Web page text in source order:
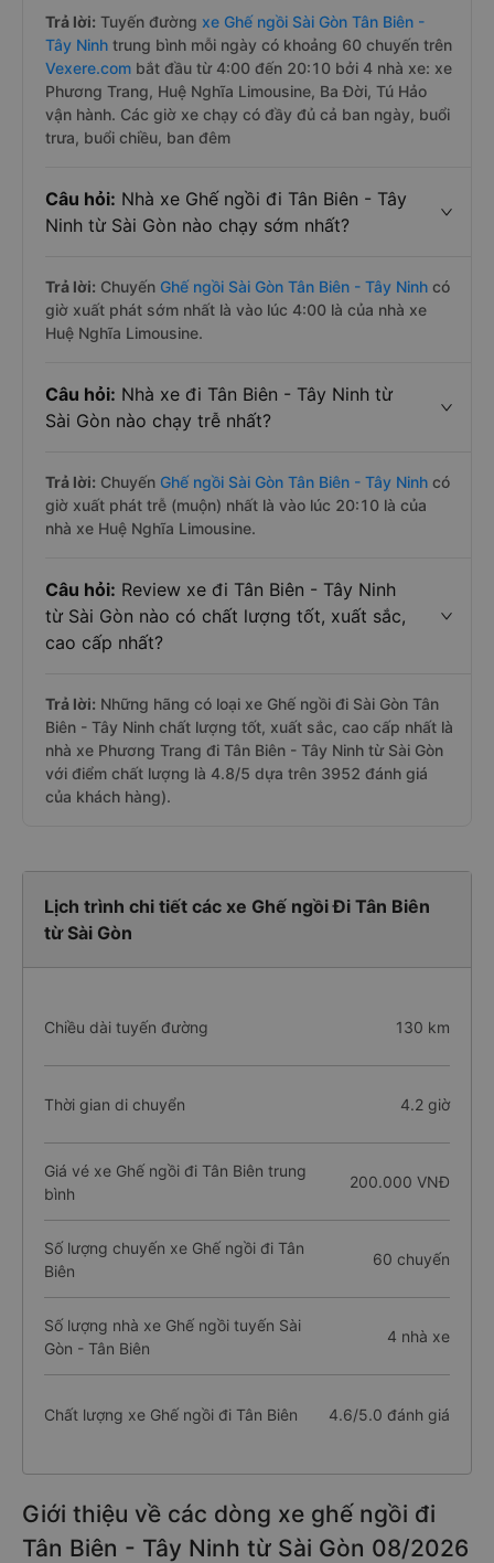
Trả lời: Tuyến đường xe Ghế ngồi Sài Gòn Tân Biên -
Tây Ninh trung bình mỗi ngày có khoảng 60 chuyến trên
Vexere.com bắt đầu từ 4:00 đến 20:10 bởi 4 nhà xe: xe
Phương Trang, Huệ Nghĩa Limousine, Ba Đời, Tú Hảo
vận hành. Các giờ xe chạy có đầy đủ cả ban ngày, buổi
trưa, buổi chiều, ban đêm
Câu hỏi: Nhà xe Ghế ngồi đi Tân Biên - Tây
Ninh từ Sài Gòn nào chạy sớm nhất?
Trả lời: Chuyến Ghế ngồi Sài Gòn Tân Biên - Tây Ninh có
giờ xuất phát sớm nhất là vào lúc 4:00 là của nhà xe
Huệ Nghĩa Limousine.
Câu hỏi: Nhà xe đi Tân Biên - Tây Ninh từ
Sài Gòn nào chạy trễ nhất?
Trả lời: Chuyến Ghế ngồi Sài Gòn Tân Biên - Tây Ninh có
giờ xuất phát trễ (muộn) nhất là vào lúc 20:10 là của
nhà xe Huệ Nghĩa Limousine.
Câu hỏi: Review xe đi Tân Biên - Tây Ninh
từ Sài Gòn nào có chất lượng tốt, xuất sắc,
cao cấp nhất?
Trả lời: Những hãng có loại xe Ghế ngồi đi Sài Gòn Tân
Biên - Tây Ninh chất lượng tốt, xuất sắc, cao cấp nhất là
nhà xe Phương Trang đi Tân Biên - Tây Ninh từ Sài Gòn
với điểm chất lượng là 4.8/5 dựa trên 3952 đánh giá
của khách hàng).
Lịch trình chi tiết các xe Ghế ngồi Đi Tân Biên
từ Sài Gòn
Chiều dài tuyến đường 130 km
Thời gian di chuyển 4.2 giờ
Giá vé xe Ghế ngồi đi Tân Biên trung
bình
200.000 VNĐ
Số lượng chuyến xe Ghế ngồi đi Tân
Biên
60 chuyến
Số lượng nhà xe Ghế ngồi tuyến Sài
Gòn - Tân Biên
4 nhà xe
Chất lượng xe Ghế ngồi đi Tân Biên 4.6/5.0 đánh giá
Giới thiệu về các dòng xe ghế ngồi đi
Tân Biên - Tây Ninh từ Sài Gòn 08/2026